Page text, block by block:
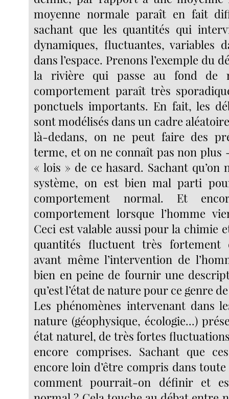
moyenne normale paraît en fait
sachant que les quantités qui
dynamiques, fluctuantes, variables
dans l’espace. Prenons l’exemple du
la rivière qui passe au fond de
comportement paraît très
ponctuels importants. En fait, les
sont modélisés dans un cadre
là-dedans, on ne peut faire des
terme, et on ne connaît pas non plus
« lois » de ce hasard. Sachant qu’on
système, on est bien mal parti
comportement normal. Et
comportement lorsque l’homme
Ceci est valable aussi pour la chimie
quantités fluctuent très fortement
avant même l’intervention de
bien en peine de fournir une
qu’est l’état de nature pour ce genre
Les phénomènes intervenant dans
nature (géophysique, écologie...)
état naturel, de très fortes
encore comprises. Sachant que
encore loin d’être compris dans
comment pourrait-on définir et